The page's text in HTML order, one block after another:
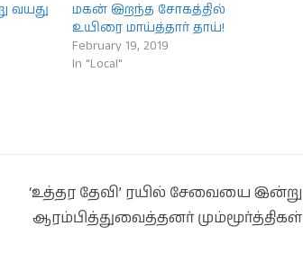
வயது
மகன் இறந்த சோகத்தில்
உயிரை மாய்த்தார் தாய்!
February 19, 2019
In "Local"
‘உத்தர தேவி’ ரயில் சேவையை இன்று
ஆரம்பித்துவைத்தனர் மும்மூர்த்திகள்